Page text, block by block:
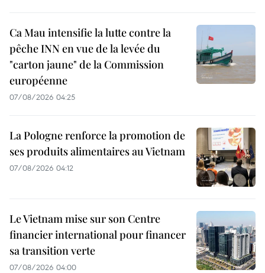
Ca Mau intensifie la lutte contre la
pêche INN en vue de la levée du
"carton jaune" de la Commission
européenne
07/08/2026 04:25
La Pologne renforce la promotion de
ses produits alimentaires au Vietnam
07/08/2026 04:12
Le Vietnam mise sur son Centre
financier international pour financer
sa transition verte
07/08/2026 04:00